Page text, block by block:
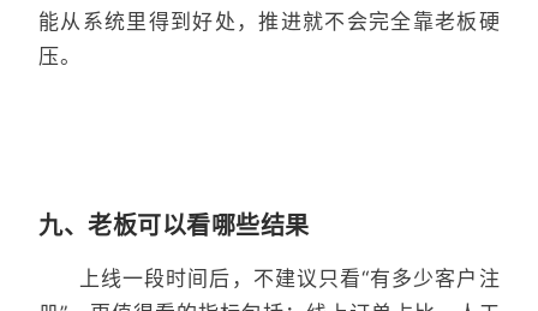
能从系统里得到好处，推进就不会完全靠老板硬
压。
九、老板可以看哪些结果
上线一段时间后，不建议只看“有多少客户注